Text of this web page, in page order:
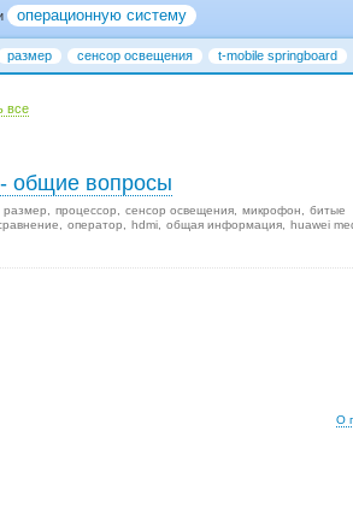
операционную систему
размер сенсор освещения t-mobile springboard
все
общие вопросы
размер процессор сенсор освещения микрофон
битые
оператор hdmi общая информация huawei
О